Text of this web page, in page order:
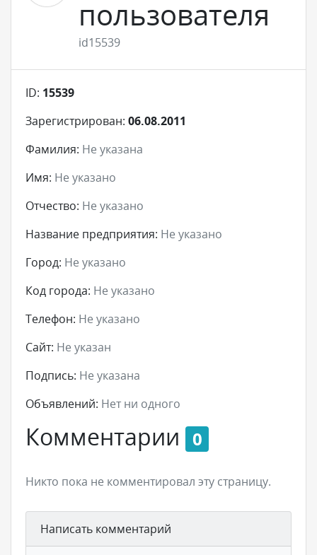
пользователя
id15539
ID: 15539
Зарегистрирован: 06.08.2011
Фамилия: Не указана
Имя: Не указано
Отчество: Не указано
Название предприятия: Не указано
Город: Не указано
Код города: Не указано
Телефон: Не указано
Сайт: Не указан
Подпись: Не указана
Объявлений: Нет ни одного
Комментарии 0
Никто пока не комментировал эту страницу.
Написать комментарий